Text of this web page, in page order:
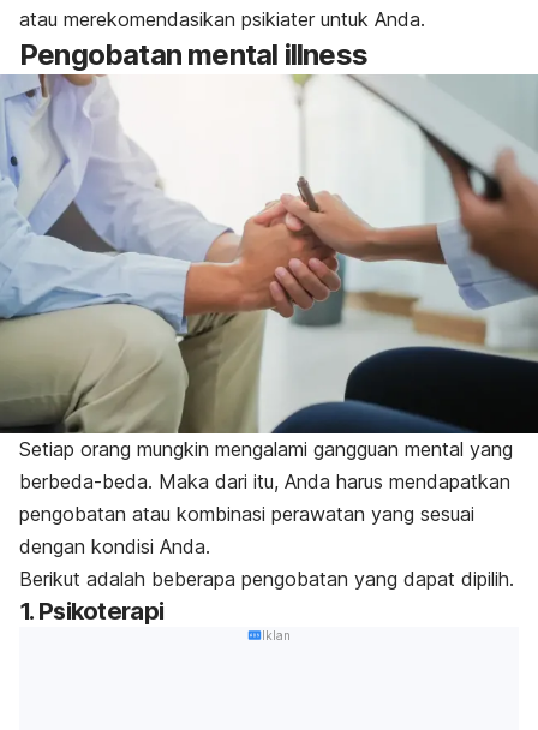
atau merekomendasikan psikiater untuk Anda.
Pengobatan mental illness
Setiap orang mungkin mengalami gangguan mental yang
berbeda-beda. Maka dari itu, Anda harus mendapatkan
pengobatan atau kombinasi perawatan yang sesuai
dengan kondisi Anda.
Berikut adalah beberapa pengobatan yang dapat dipilih.
1. Psikoterapi
Iklan